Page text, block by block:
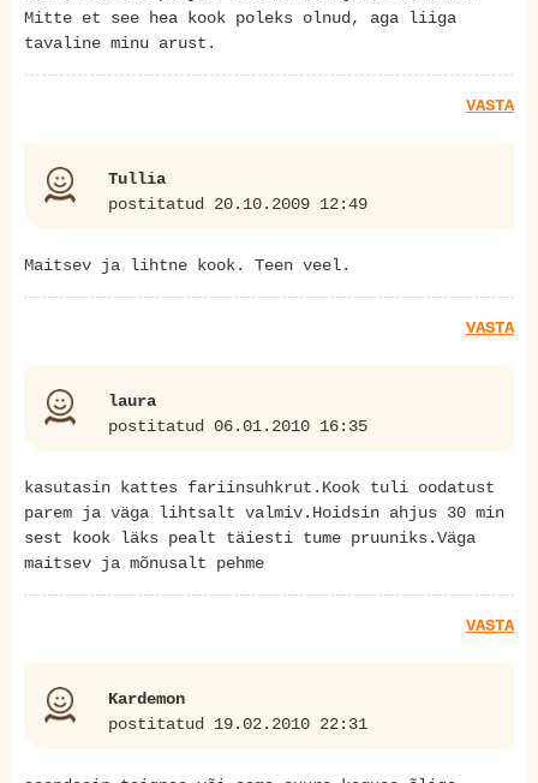
Mitte et see hea kook poleks olnud, aga liiga
tavaline minu arust.
VASTA
Tullia
postitatud 20.10.2009 12:49
Maitsev ja lihtne kook. Teen veel.
VASTA
laura
postitatud 06.01.2010 16:35
kasutasin kattes fariinsuhkrut.Kook tuli oodatust
parem ja väga lihtsalt valmiv.Hoidsin ahjus 30 min
sest kook läks pealt täiesti tume pruuniks.Väga
maitsev ja mõnusalt pehme
VASTA
Kardemon
postitatud 19.02.2010 22:31